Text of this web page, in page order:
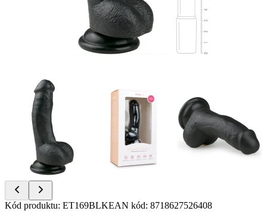
Item
Kód produktu: ET169BLKEAN kód: 8718627526408